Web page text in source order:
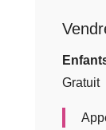
Gratuit